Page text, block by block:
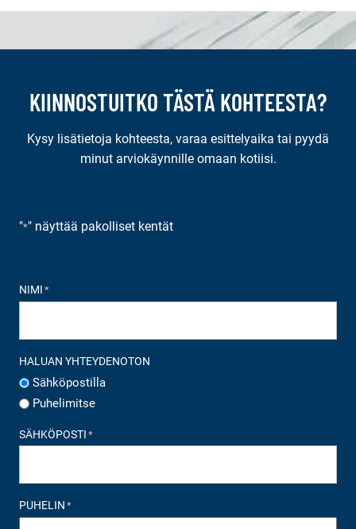
KIINNOSTUITKO TÄSTÄ KOHTEESTA?
Kysy lisätietoja kohteesta, varaa esittelyaika tai pyydä
minut arviokäynnille omaan kotiisi.
"*" näyttää pakolliset kentät
NIMI *
HALUAN YHTEYDENOTON
Sähköpostilla
Puhelimitse
SÄHKÖPOSTI *
PUHELIN *